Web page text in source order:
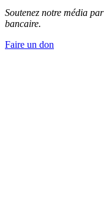
Soutenez notre média
bancaire.
Faire un don